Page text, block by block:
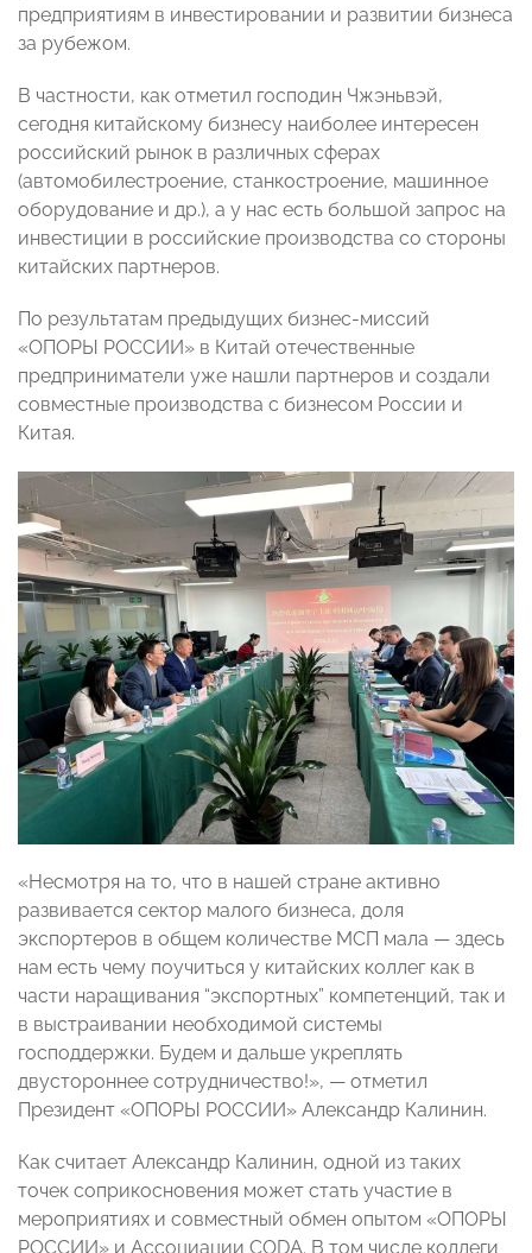
предприятиям в инвестировании и развитии бизнеса
за рубежом.
В частности, как отметил господин Чжэньвэй,
сегодня китайскому бизнесу наиболее интересен
российский рынок в различных сферах
(автомобилестроение, станкостроение, машинное
оборудование и др.), а у нас есть большой запрос на
инвестиции в российские производства со стороны
китайских партнеров.
По результатам предыдущих бизнес-миссий
«ОПОРЫ РОССИИ» в Китай отечественные
предприниматели уже нашли партнеров и создали
совместные производства с бизнесом России и
Китая.
«Несмотря на то, что в нашей стране активно
развивается сектор малого бизнеса, доля
экспортеров в общем количестве МСП мала — здесь
нам есть чему поучиться у китайских коллег как в
части наращивания “экспортных” компетенций, так и
в выстраивании необходимой системы
господдержки. Будем и дальше укреплять
двустороннее сотрудничество!», — отметил
Президент «ОПОРЫ РОССИИ» Александр Калинин.
Как считает Александр Калинин, одной из таких
точек соприкосновения может стать участие в
мероприятиях и совместный обмен опытом «ОПОРЫ
РОССИИ» и Ассоциации CODA. В том числе коллеги